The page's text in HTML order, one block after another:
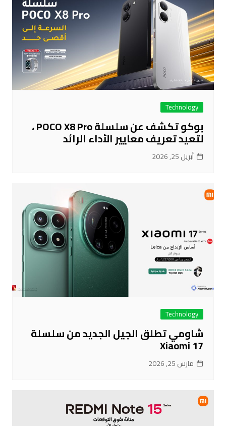
Technology
بوكو تكشف عن سلسلة POCO X8 Pro ،
لتعيد تعريف معايير الأداء الرائد
أبريل 25, 2026
Technology
شاومي تطلق الجيل الجديد من سلسلة
Xiaomi 17
مارس 25, 2026